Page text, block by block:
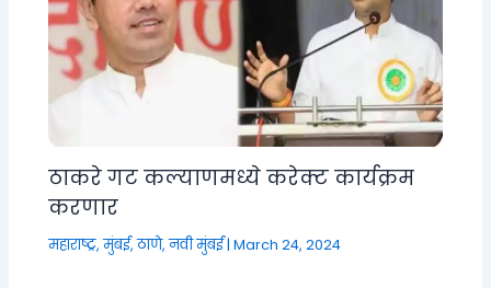
ठाकरे गट कल्याणमध्ये करेक्ट कार्यक्रम
करणार
महाराष्ट्र,मुंबई, ठाणे, नवी मुंबई|March 24, 2024